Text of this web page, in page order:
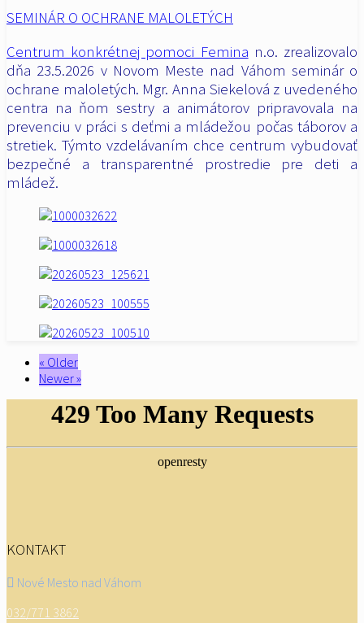
SEMINÁR O OCHRANE MALOLETÝCH
Centrum konkrétnej pomoci Femina n.o. zrealizovalo
dňa 23.5.2026 v Novom Meste nad Váhom seminár o
ochrane maloletých. Mgr. Anna Siekelová z uvedeného
centra na ňom sestry a animátorov pripravovala na
prevenciu v práci s deťmi a mládežou počas táborov a
stretiek. Týmto vzdelávaním chce centrum vybudovať
bezpečné a transparentné prostredie pre deti a
mládež.
« Older
Newer »
KONTAKT
Nové Mesto nad Váhom
032/771 3862